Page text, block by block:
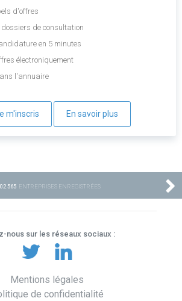
d'offres
de consultation
en 5 minutes
électroniquement
l'annuaire
m'inscris En savoir plus
565 ENTREPRISES ENREGISTRÉES
nous sur les réseaux sociaux :
Mentions légales
de confidentialité